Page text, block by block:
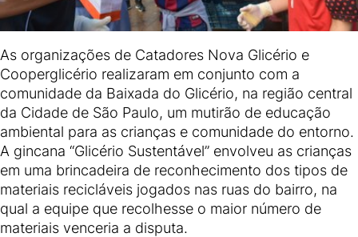
As organizações de Catadores Nova Glicério e
Cooperglicério realizaram em conjunto com a
comunidade da Baixada do Glicério, na região central
da Cidade de São Paulo, um mutirão de educação
ambiental para as crianças e comunidade do entorno.
A gincana “Glicério Sustentável” envolveu as crianças
em uma brincadeira de reconhecimento dos tipos de
materiais recicláveis jogados nas ruas do bairro, na
qual a equipe que recolhesse o maior número de
materiais venceria a disputa.